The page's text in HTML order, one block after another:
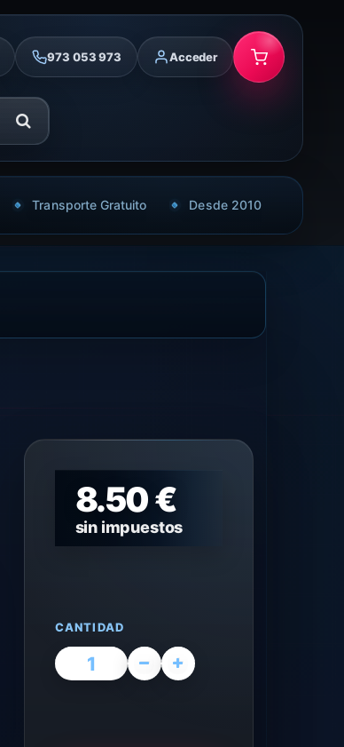
973 053 973 Acceder
Transporte Gratuito Desde 2010
8.50 €
sin impuestos
CANTIDAD